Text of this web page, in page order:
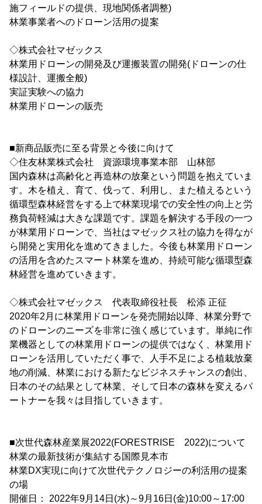
施フィールドの提供、現地関係者調整)
林業事業者へのドローン活用の提案
◇株式会社マゼックス
林業用ドローンの開発及び運搬装置の開発(ドローンの仕
様設計、運搬全般)
実証実験への協力
林業用ドローンの販売
■新商品販売に至る背景と今後に向けて
◇住友林業株式会社 資源環境事業本部 山林部
国内森林は高齢化と再造林の放棄という問題を抱えていま
す。木を植え、育て、伐って、利用し、また植えるという
循環型森林経営をする上で林業現場での安全性の向上と労
務負荷軽減は大きな課題です。課題を解決する手段の一つ
が林業用ドローンで、当社はマゼックス社の協力を得なが
ら開発と実用化を進めてきました。今後も林業用ドローン
の活用を含めたスマート林業を進め、持続可能な循環型森
林経営を進めていきます。
◇株式会社マゼックス 代表取締役社長 松添 正征
2020年2月に林業用ドローンを発売開始以降、林業分野で
のドローンのニーズを非常に強く感じています。単純に作
業機器としての林業用ドローンの提供ではなく、林業用ド
ローンを活用していただく事で、人手不足による植栽放棄
地の削減、林業における新たなビジネスチャンスの創出、
日本のその結果として林業、そして日本の森林を変えるパ
ートナーを我々は目指していきます。
■次世代森林産業展2022(FORESTRISE 2022)について
林業の最新技術が集結する国際見本市
林業DX実現に向けて次世代テクノロジーの利活用の提案
の場
開催日： 2022年9月14日(水)～9月16日(金)10:00～17:00